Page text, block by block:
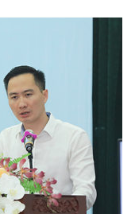
NGHỆ
Góp ý
(MST)
Hằng
và Công nghệ.